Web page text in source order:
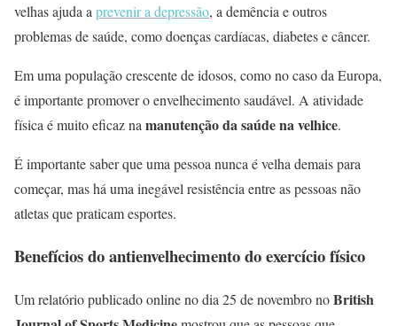
velhas ajuda a prevenir a depressão, a demência e outros
problemas de saúde, como doenças cardíacas, diabetes e câncer.
Em uma população crescente de idosos, como no caso da Europa,
é importante promover o envelhecimento saudável. A atividade
física é muito eficaz na manutenção da saúde na velhice.
É importante saber que uma pessoa nunca é velha demais para
começar, mas há uma inegável resistência entre as pessoas não
atletas que praticam esportes.
Benefícios do antienvelhecimento do exercício físico
Um relatório publicado online no dia 25 de novembro noBritish